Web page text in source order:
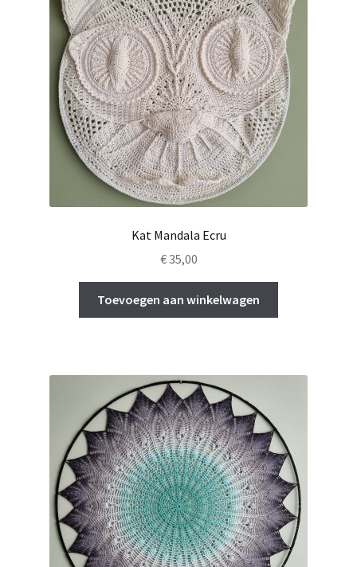
Kat Mandala Ecru
€35,00
Toevoegen aan winkelwagen